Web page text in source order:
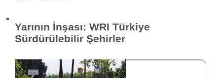
Yarının İnşası: WRI Türkiye
Sürdürülebilir Şehirler